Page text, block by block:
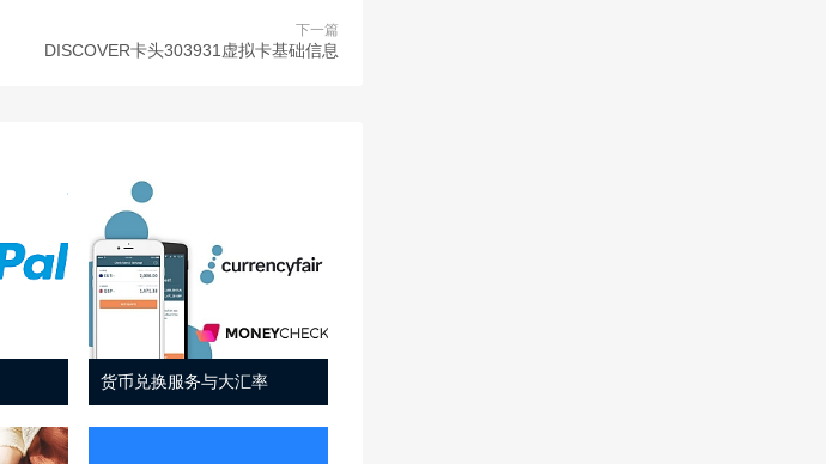
下一篇
DISCOVER卡头303931虚拟卡基础信息
货币兑换服务与大汇率